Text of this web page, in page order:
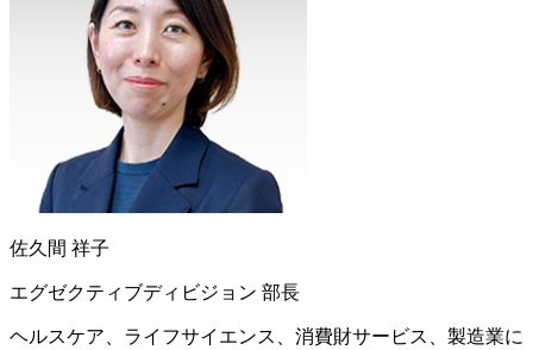
佐久間 祥子
エグゼクティブディビジョン 部長
ヘルスケア、ライフサイエンス、消費財サービス、製造業に